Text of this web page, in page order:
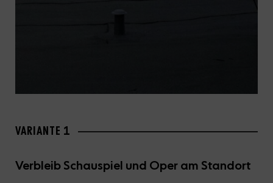
VARIANTE 1
Verbleib Schauspiel und Oper am Standort